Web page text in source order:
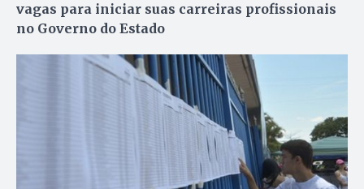
vagas para iniciar suas carreiras profissionais
no Governo do Estado